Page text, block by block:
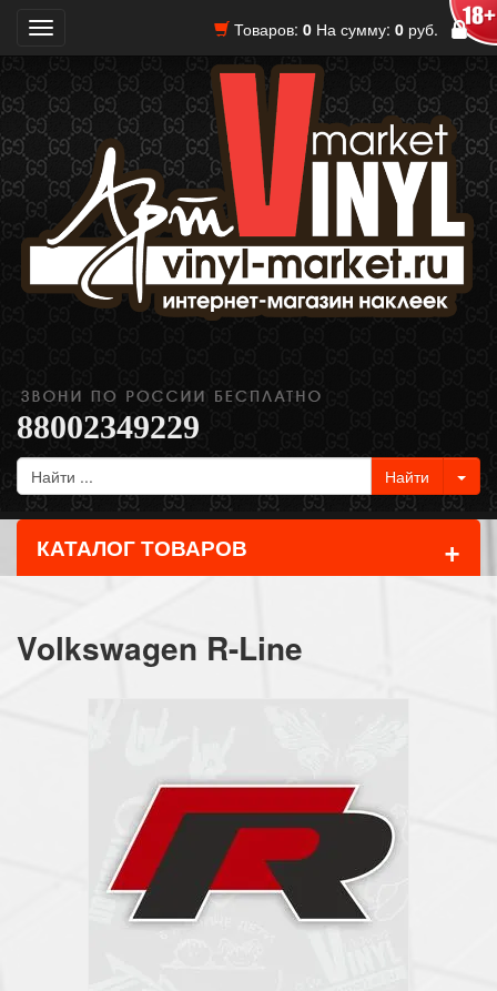
Товаров: 0 На сумму: 0 руб.
Toggle
navigation
88002349229
КАТАЛОГ ТОВАРОВ +
Volkswagen R-Line